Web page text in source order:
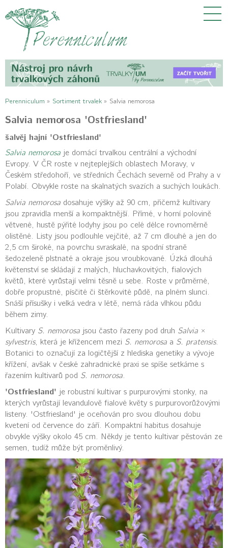
Perenniculum » Sortiment trvalek » Salvia nemorosa
Salvia nemorosa 'Ostfriesland'
šalvěj hajní 'Ostfriesland'
Salvia nemorosa je domácí trvalkou centrální a východní
Evropy. V ČR roste v nejteplejších oblastech Moravy, v
Českém středohoří, ve středních Čechách severně od Prahy a v
Polabí. Obvykle roste na skalnatých svazích a suchých loukách.
Salvia nemorosa dosahuje výšky až 90 cm, přičemž kultivary
jsou zpravidla menší a kompaktnější. Přímé, v horní polovině
větvené, hustě pýřité lodyhy jsou po celé délce rovnoměrně
olistěné. Listy jsou podlouhle vejčité, až 7 cm dlouhé a jen do
2,5 cm široké, na povrchu svraskalé, na spodní straně
šedozeleně plstnaté a okraje jsou vroubkované. Úzká dlouhá
květenství se skládají z malých, hluchavkovitých, fialových
květů, které vyrůstají velmi těsně u sebe. Roste v průměrné,
dobře propustné, písčité či štěrkovité půdě, na plném slunci.
Snáší přísušky i velká vedra v létě, nemá ráda vlhkou půdu
během zimy.
Kultivary S. nemorosa jsou často řazeny pod druh Salvia ×
sylvestris, která je křížencem mezi S. nemorosa a S. pratensis.
Botanici to označují za logičtější z hlediska genetiky a vývoje
křížení, avšak v české zahradnické praxi se spíše setkáme s
řazením kultivarů pod S. nemorosa.
'Ostfriesland' je robustní kultivar s purpurovými stonky, na
kterých vyrůstají levandulově fialové květy s purpurovorůžovými
listeny. 'Ostfriesland' je oceňován pro svou dlouhou dobu
kvetení od července do září. Kompaktní habitus dosahuje
obvykle výšky okolo 45 cm. Někdy je tento kultivar pěstován ze
semen, tudíž může být proměnlivý.